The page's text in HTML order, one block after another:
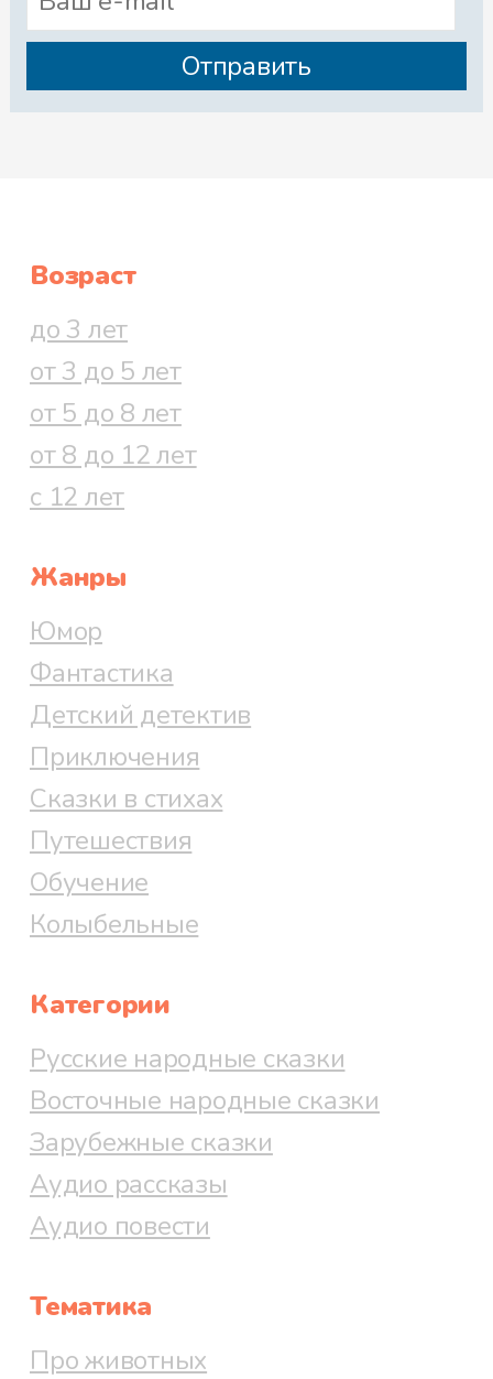
Возраст
до 3 лет
от 3 до 5 лет
от 5 до 8 лет
от 8 до 12 лет
с 12 лет
Жанры
Юмор
Фантастика
Детский детектив
Приключения
Сказки в стихах
Путешествия
Обучение
Колыбельные
Категории
Русские народные сказки
Восточные народные сказки
Зарубежные сказки
Аудио рассказы
Аудио повести
Тематика
Про животных